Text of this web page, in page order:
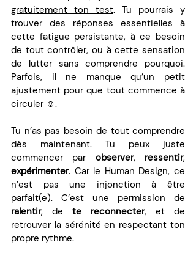
gratuitement ton test. Tu pourrais y
trouver des réponses essentielles à
cette fatigue persistante, à ce besoin
de tout contrôler, ou à cette sensation
de lutter sans comprendre pourquoi.
Parfois, il ne manque qu’un petit
ajustement pour que tout commence à
circuler ☺️.
Tu n’as pas besoin de tout comprendre
dès maintenant. Tu peux juste
commencer par observer, ressentir
expérimenter. Car le Human Design, ce
n’est pas une injonction à être
ralentir, de te reconnecter, et de
retrouver la sérénité en respectant ton
propre rythme.